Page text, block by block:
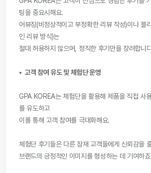
팅을 중요시해요.
어뷰징(비정상적이고 부정확한 리뷰 작성)이나 블
인 리뷰 방식)는
절대 허용하지 않으며, 정직한 후기만을 장려합니
•  고객 참여 유도 및 체험단 운영
GPA KOREA는 체험단을 활용해 제품을 직접 사
를 유도하고
이를 통해 고객 참여를 극대화해요.
체험단 후기들은 다른 잠재 고객들에게 신뢰감을
브랜드의 긍정적인 이미지를 형성하는 데 기여하